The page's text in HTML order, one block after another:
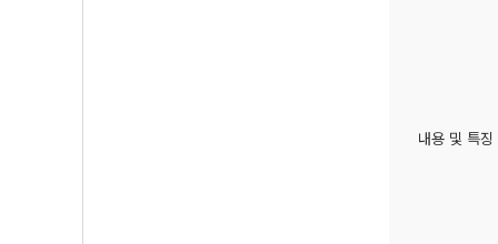
내용 및 특징